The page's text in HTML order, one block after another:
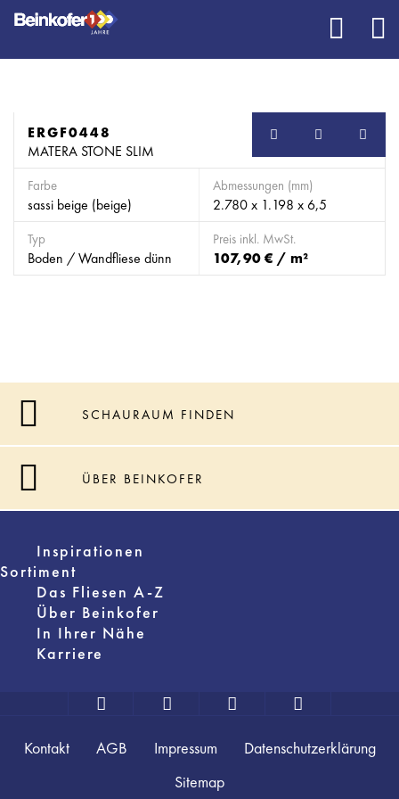
SB
ERGF0448
MATERA STONE SLIM
Farbe
sassi beige (beige)
Abmessungen (mm)
2.780 x 1.198 x 6,5
Typ
Boden / Wandfliese dünn
Preis inkl. MwSt.
107,90 € / m²
SCHAURAUM FINDEN
ÜBER BEINKOFER
Inspirationen
Sortiment
Das Fliesen A-Z
Über Beinkofer
In Ihrer Nähe
Karriere
Kontakt AGB Impressum
Datenschutzerklärung
Sitemap